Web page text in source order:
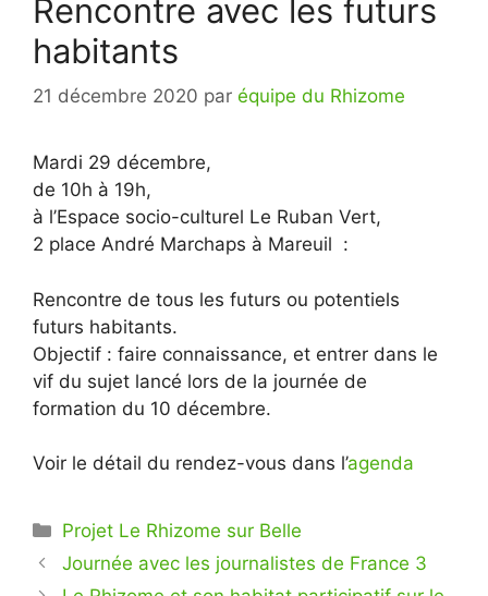
Rencontre avec les futurs
habitants
21 décembre 2020 par équipe du Rhizome
Mardi 29 décembre,
de 10h à 19h,
à l’Espace socio-culturel Le Ruban Vert,
2 place André Marchaps à Mareuil :
Rencontre de tous les futurs ou potentiels
futurs habitants.
Objectif : faire connaissance, et entrer dans le
vif du sujet lancé lors de la journée de
formation du 10 décembre.
Voir le détail du rendez-vous dans l’agenda
Catégories
Projet Le Rhizome sur Belle
Navigation
des
Journée avec les journalistes de France 3